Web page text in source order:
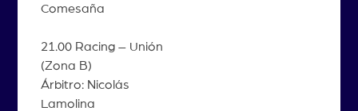
Comesaña
21.00 Racing – Unión
(Zona B)
Árbitro: Nicolás
Lamolina